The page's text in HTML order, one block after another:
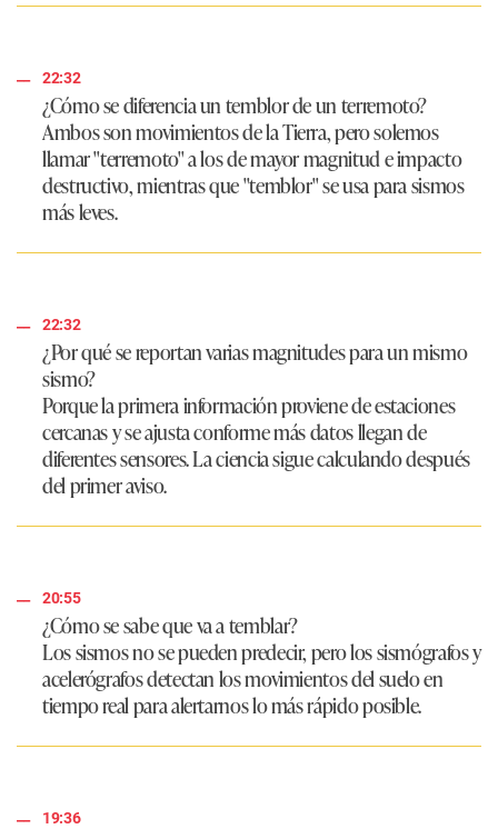
22:32
¿Cómo se diferencia un temblor de un terremoto?
Ambos son movimientos de la Tierra, pero solemos
llamar "terremoto" a los de mayor magnitud e impacto
destructivo, mientras que "temblor" se usa para sismos
más leves.
22:32
¿Por qué se reportan varias magnitudes para un mismo
sismo?
Porque la primera información proviene de estaciones
cercanas y se ajusta conforme más datos llegan de
diferentes sensores. La ciencia sigue calculando después
del primer aviso.
20:55
¿Cómo se sabe que va a temblar?
Los sismos no se pueden predecir, pero los sismógrafos y
acelerógrafos detectan los movimientos del suelo en
tiempo real para alertarnos lo más rápido posible.
19:36